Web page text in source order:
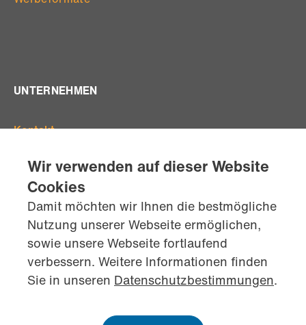
kontaktiere
uns jetzt
UNTERNEHMEN
Kontakt
Standorte
Team
AGB's
Datenschutz
Impressum
Wir verwenden auf dieser Website
Cookies
Damit möchten wir Ihnen die bestmögliche
Nutzung unserer Webseite ermöglichen,
sowie unsere Webseite fortlaufend
verbessern. Weitere Informationen finden
Sie in unseren Datenschutzbestimmungen.